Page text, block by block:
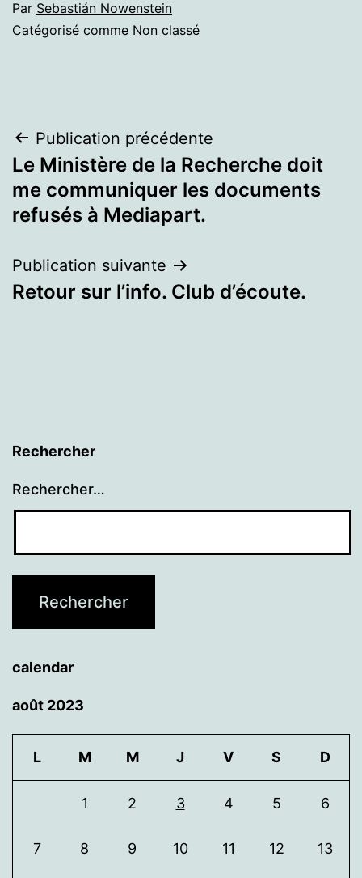
Par Sebastián Nowenstein
Catégorisé comme Non classé
Navigation
de
l’article
Publication précédente
Le Ministère de la Recherche doit
me communiquer les documents
refusés à Mediapart.
Publication suivante
Retour sur l’info. Club d’écoute.
Rechercher
Rechercher…
calendar
août 2023
L M M J V S D
1 2 3 4 5 6
7 8 9 10 11 12 13